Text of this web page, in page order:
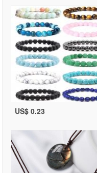
US$ 0.23